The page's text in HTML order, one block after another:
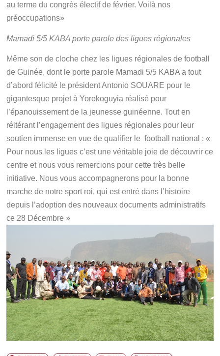
au terme du congrès électif de février. Voilà nos
préoccupations»
Mamadi 5/5 KABA porte parole des ligues régionales
Même son de cloche chez les ligues régionales de football
de Guinée, dont le porte parole Mamadi 5/5 KABA a tout
d’abord félicité le président Antonio SOUARE pour le
gigantesque projet à Yorokoguyia réalisé pour
l’épanouissement de la jeunesse guinéenne. Tout en
réitérant l’engagement des ligues régionales pour leur
soutien immense en vue de qualifier le football national : «
Pour nous les ligues c’est une véritable joie de découvrir ce
centre et nous vous remercions pour cette très belle
initiative. Nous vous accompagnerons pour la bonne
marche de notre sport roi, qui est entré dans l’histoire
depuis l’adoption des nouveaux documents administratifs
ce 28 Décembre »